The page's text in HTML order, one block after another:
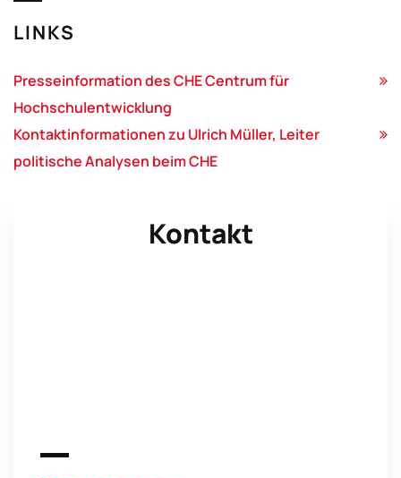
LINKS
Presseinformation des CHE Centrum für
Hochschulentwicklung
Kontaktinformationen zu Ulrich Müller, Leiter
politische Analysen beim CHE
Kontakt